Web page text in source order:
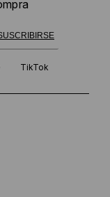
TikTok